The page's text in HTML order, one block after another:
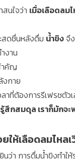
นใจว่า เมื่อเลือดลม
สดชื่นหลังดื่ม น้ำขิงจึ
งาน
ำคัญ
กาย
ลาที่ต้องการรีเฟรชตัว
รู้สึกสมดุล เราก็มักจ
ให้เลือดลมไหล
นว่า การดื่มน้ำขิงทำใ